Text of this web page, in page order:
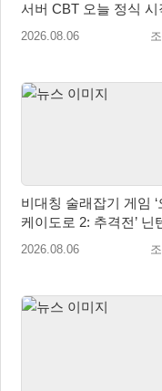
서버 CBT 오늘 정식 시
2026.08.06
비대칭 술래잡기 게임 ‘
케이도로 2: 추격전’ 닌
eShop 출시
2026.08.06